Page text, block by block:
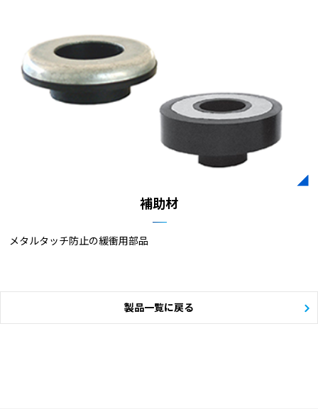
補助材​
メタルタッチ防止の緩衝用部品​
製品一覧に戻る